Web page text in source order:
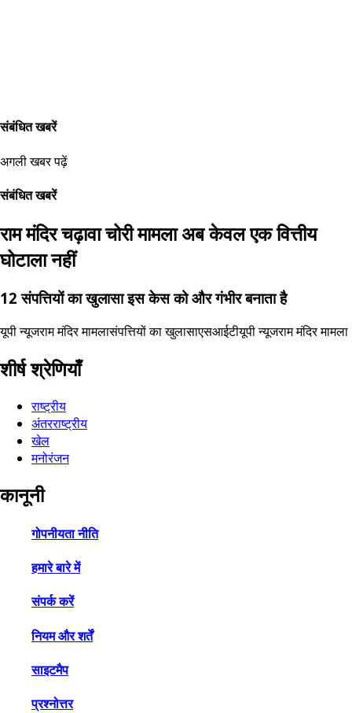
संबंधित खबरें
अगली खबर पढ़ें
संबंधित खबरें
राम मंदिर चढ़ावा चोरी मामला अब केवल एक वित्तीय
घोटाला नहीं
12 संपत्तियों का खुलासा इस केस को और गंभीर बनाता है
यूपी न्यूजराम मंदिर मामलासंपत्तियों का खुलासाएसआईटीयूपी न्यूजराम मंदिर मामला
शीर्ष श्रेणियाँ
राष्ट्रीय
अंतरराष्ट्रीय
खेल
मनोरंजन
कानूनी
गोपनीयता नीति
हमारे बारे में
संपर्क करें
नियम और शर्तें
साइटमैप
प्रश्नोत्तर